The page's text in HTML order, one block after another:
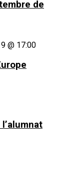
de
@ 17:00